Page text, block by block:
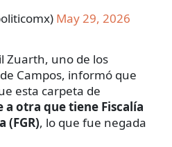
May 29, 2026
Zuarth, uno de los
Campos, informó que
esta carpeta de
a otra que tiene Fiscalía
(FGR), lo que fue negada